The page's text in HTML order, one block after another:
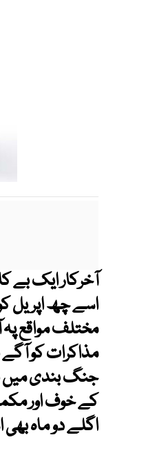
اسے چھ اپریل
مختلف مواقع پہ
مذاکرات کو
جنگ بندی میں
کے خوف اور
اگلے دو ماہ